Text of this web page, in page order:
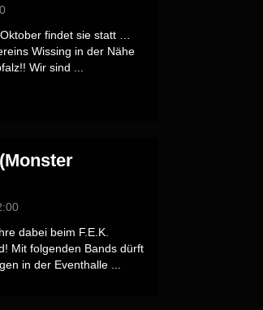
findet sie statt …
Wissing in der Nähe
Wir sind ...
dabei beim F.E.K.
Mit folgenden Bands dürft
in der Eventhalle ...